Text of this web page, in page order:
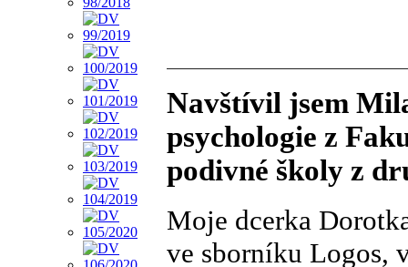
Navštívil jsem
psychologie z
podivné školy z
Moje dcerka
ve sborníku Logos,